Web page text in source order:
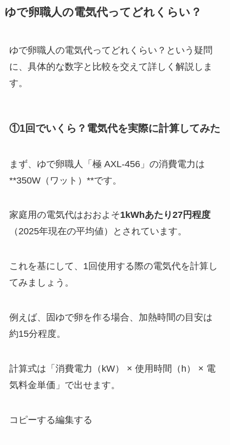
ゆで卵職人の電気代ってどれくらい？
ゆで卵職人の電気代ってどれくらい？という疑問
に、具体的な数字と比較を交えて詳しく解説しま
す。
①1回でいくら？電気代を実際に計算してみた
まず、ゆで卵職人「極 AXL-456」の消費電力は
**350W（ワット）**です。
家庭用の電気代はおおよそ1kWhあたり27円程度
（2025年現在の平均値）とされています。
これを基にして、1回使用する際の電気代を計算し
てみましょう。
例えば、固ゆで卵を作る場合、加熱時間の目安は
約15分程度。
計算式は「消費電力（kW） × 使用時間（h） × 電
気料金単価」で出せます。
コピーする編集する